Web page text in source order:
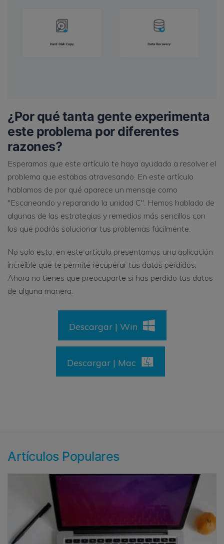
¿Por qué tanta gente experimenta
este problema por diferentes
razones?
Esperamos que este artículo te haya ayudado a resolver el
problema que estabas atravesando. En este artículo
hablamos de por qué aparece un mensaje como
"Escaneando y reparando la unidad C". Hemos hablado de
algunas de las estrategias y remedios más sencillos con
los que podrás solucionar tus problemas fácilmente.
No solo esto, en este artículo presentamos una aplicación
increíble que te permite recuperar tus datos perdidos.
Ahora no tienes que preocuparte si has perdido tus datos
de alguna manera.
Descargar | Win
Descargar | Mac
Artículos Populares